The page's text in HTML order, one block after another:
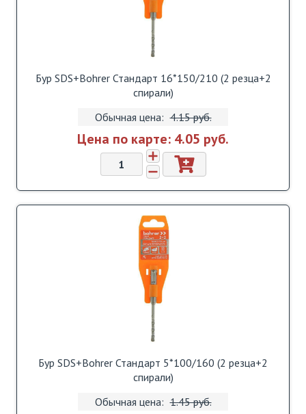
Бур SDS+Bohrer Стандарт 16*150/210 (2 резца+2
спирали)
Обычная цена: 4.15 pуб.
Цена по карте: 4.05 pуб.
Бур SDS+Bohrer Стандарт 5*100/160 (2 резца+2
спирали)
Обычная цена: 1.45 pуб.